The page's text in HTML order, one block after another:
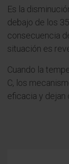
Es la
debajo de los
consecuencia
situación es
Cuando la
C, los
eficacia y dejan